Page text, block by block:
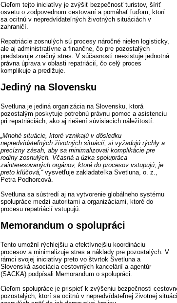
Cieľom tejto iniciatívy je zvýšiť bezpečnosť turistov, šíriť
osvetu o zodpovednom cestovaní a pomáhať ľuďom, ktorí
sa ocitnú v nepredvídateľných životných situáciách v
zahraničí.
Repatriácie zosnulých sú procesy náročné nielen logisticky,
ale aj administratívne a finančne, čo pre pozostalých
predstavuje značný stres. V súčasnosti neexistuje jednotná
právna úprava v oblasti repatriácií, čo celý proces
komplikuje a predlžuje.
Jediný na Slovensku
Svetluna je jediná organizácia na Slovensku, ktorá
pozostalým poskytuje potrebnú právnu pomoc a asistenciu
pri repatriáciách, ako aj riešení súvisiacich náležitostí.
„Mnohé situácie, ktoré vznikajú v dôsledku
nepredvídateľných životných situácií, si vyžadujú rýchly a
precízny zásah, aby sa minimalizovali komplikácie pre
rodiny zosnulých. Včasná a úzka spolupráca
zainteresovaných orgánov, ktoré do procesov vstupujú, je
preto kľúčová,“vysvetľuje zakladateľka Svetluna, o. z.,
Petra Podhorcová.
Svetluna sa sústredí aj na vytvorenie globálneho systému
spolupráce medzi autoritami a organizáciami, ktoré do
procesu repatriácií vstupujú.
Memorandum o spolupráci
Tento umožní rýchlejšiu a efektívnejšiu koordináciu
procesov a minimalizuje stres a náklady pre pozostalých. V
rámci svojej iniciatívy preto vo štvrtok Svetluna a
Slovenská asociácia cestovných kancelárií a agentúr
(SACKA) podpísali Memorandum o spolupráci.
Cieľom spolupráce je prispieť k zvýšeniu bezpečnosti
pozostalých, ktorí sa ocitnú v nepredvídateľnej životnej